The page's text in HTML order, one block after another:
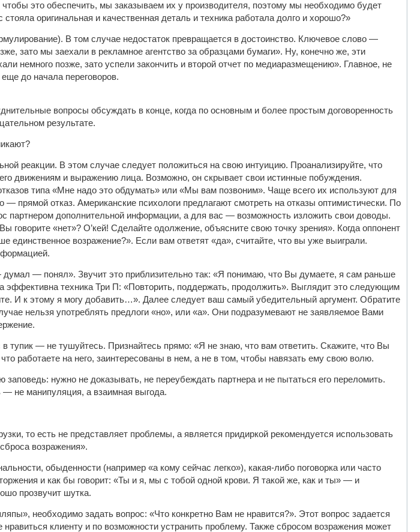
это обеспечить, мы заказываем их у производителя, поэтому мы необходимо будет
оригинальная и качественная деталь и техника работала долго и хорошо?»
В том случае недостаток превращается в достоинство. Ключевое слово —
зато мы заехали в рекламное агентство за образцами бумаги». Ну, конечно же, эти
немного позже, зато успели закончить и второй отчет по медиаразмещению». Главное, не
до начала переговоров.
вопросы обсуждать в конце, когда по основным и более простым договоренность
результате.
реакции. В этом случае следует положиться на свою интуицию. Проанализируйте, что
движениям и выражению лица. Возможно, он скрывает свои истинные побуждения.
типа «Мне надо это обдумать» или «Мы вам позвоним». Чаще всего их используют для
— прямой отказ. Американские психологи предлагают смотреть на отказы оптимистически. По
партнером дополнительной информации, а для вас — возможность изложить свои доводы.
говорите «нет»? О’кей! Сделайте одолжение, объясните свою точку зрения». Когда оппонент
единственное возражение?». Если вам ответят «да», считайте, что вы уже выиграли.
— понял». Звучит это приблизительно так: «Я понимаю, что Вы думаете, я сам раньше
эффективна техника Три П: «Повторить, поддержать, продолжить». Выглядит это следующим
И к этому я могу добавить…». Далее следует ваш самый убедительный аргумент. Обратите
нельзя употреблять предлоги «но», или «а». Они подразумевают не заявляемое Вами
тупик — не тушуйтесь. Признайтесь прямо: «Я не знаю, что вам ответить. Скажите, что Вы
работаете на него, заинтересованы в нем, а не в том, чтобы навязать ему свою волю.
заповедь: нужно не доказывать, не переубеждать партнера и не пытаться его переломить.
не манипуляция, а взаимная выгода.
то есть не представляет проблемы, а является придиркой рекомендуется использовать
возражения».
обыденности (например «а кому сейчас легко»), какая-либо поговорка или часто
и как бы говорит: «Ты и я, мы с тобой одной крови. Я такой же, как и ты» — и
прозвучит шутка.
необходимо задать вопрос: «Что конкретно Вам не нравится?». Этот вопрос задается
клиенту и по возможности устранить проблему. Также сбросом возражения может